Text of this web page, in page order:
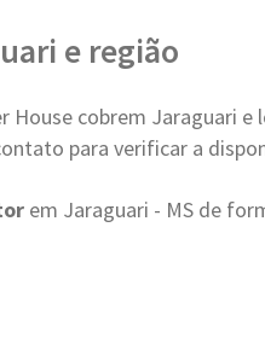
e região
House cobrem Jaraguari
para verificar a
em Jaraguari - MS de